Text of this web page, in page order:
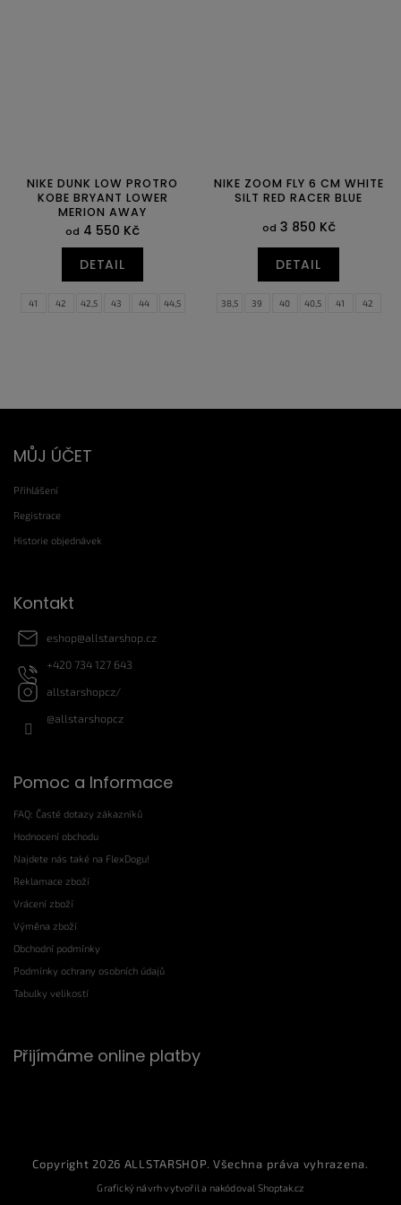
NIKE DUNK LOW PROTRO
KOBE BRYANT LOWER
MERION AWAY
od 4 550 Kč
DETAIL
41 42 42,5 43 44
44,5
NIKE ZOOM FLY 6 CM WHITE
SILT RED RACER BLUE
od 3 850 Kč
DETAIL
38,5 39 40 40,5 41
42
MŮJ ÚČET
Přihlášení
Registrace
Historie objednávek
Kontakt
eshop@allstarshop.cz
+420 734 127 643
allstarshopcz/
@allstarshopcz
Pomoc a Informace
FAQ: Časté dotazy zákazníků
Hodnocení obchodu
Najdete nás také na FlexDogu!
Reklamace zboží
Vrácení zboží
Výměna zboží
Obchodní podmínky
Podmínky ochrany osobních údajů
Tabulky velikostí
Přijímáme online platby
Copyright 2026 ALLSTARSHOP. Všechna práva vyhrazena.
Grafický návrh vytvořil a nakódoval Shoptak.cz